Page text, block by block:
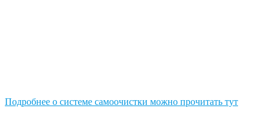
Подробнее о системе самоочистки можно прочитать тут